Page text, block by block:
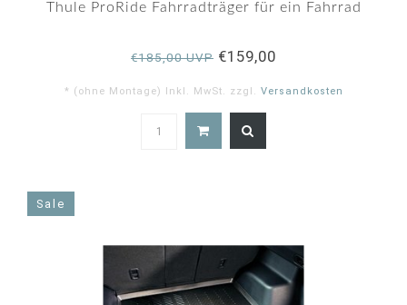
rating
Thule ProRide Fahrradträger für ein Fahrrad
€185,00 UVP €159,00
* (ohne Montage) Inkl. MwSt. zzgl. Versandkosten
Sale